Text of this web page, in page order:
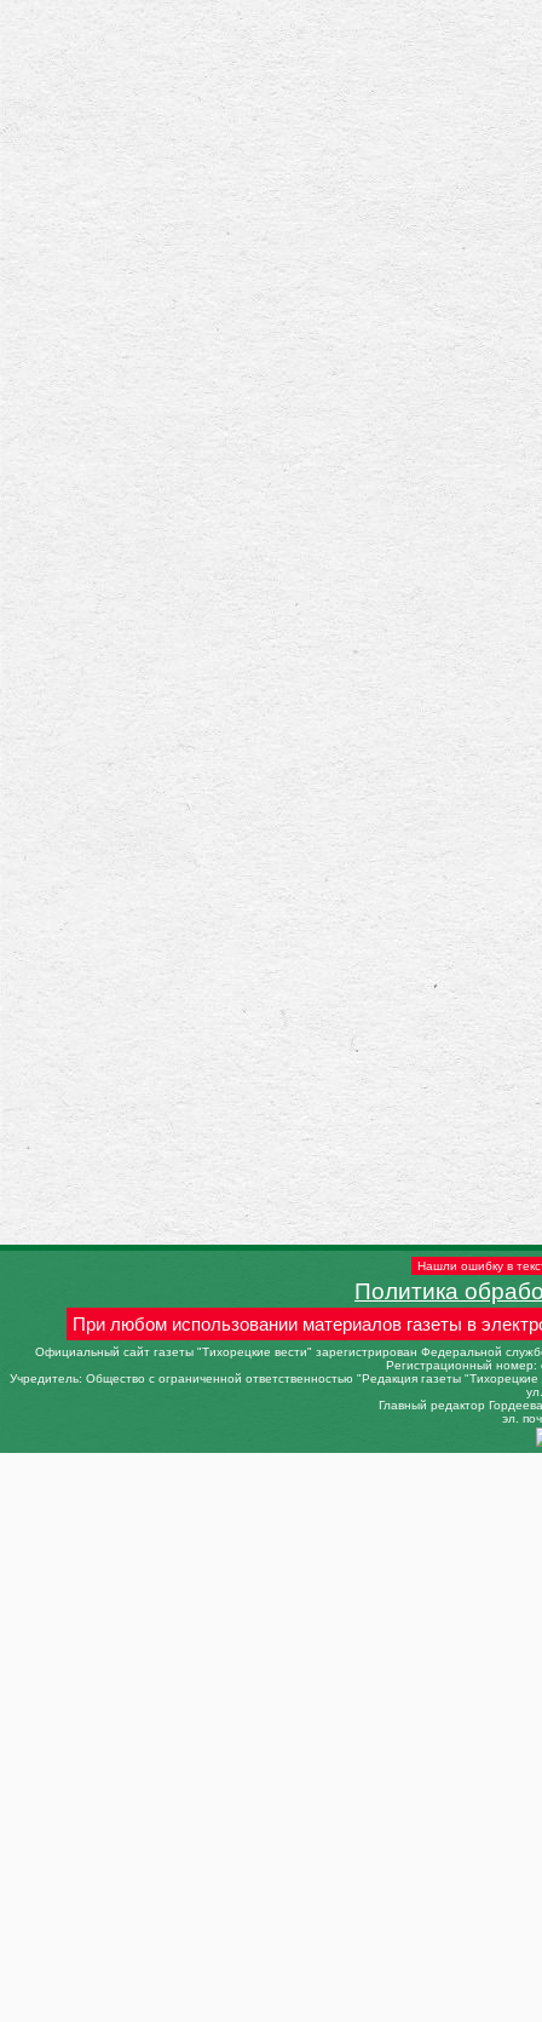
Нашли ошибку в
Политика
При любом использовании материалов газеты в
Официальный сайт газеты "Тихорецкие вести" зарегистрирован Федеральной
Регистрационный
Учредитель: Общество с ограниченной ответственностью "Редакция газеты
Главный редактор
эл.